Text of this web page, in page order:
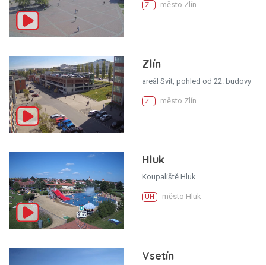
ZL město Zlín
Zlín
areál Svit, pohled od 22. budovy
ZL město Zlín
Hluk
Koupaliště Hluk
UH město Hluk
Vsetín